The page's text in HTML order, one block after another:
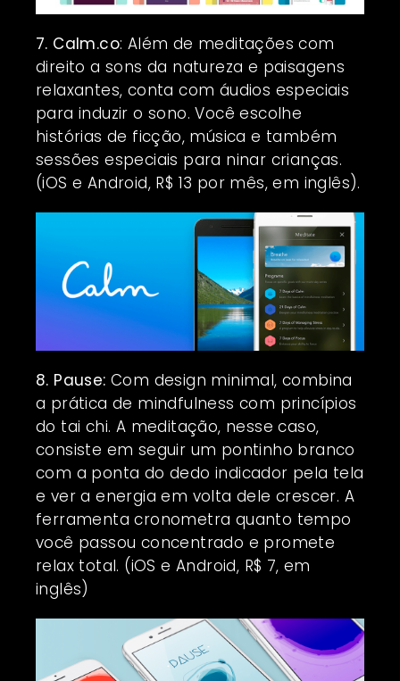
7. Calm.co: Além de meditações com
direito a sons da natureza e paisagens
relaxantes, conta com áudios especiais
para induzir o sono. Você escolhe
histórias de ficção, música e também
sessões especiais para ninar crianças.
(iOS e Android, R$ 13 por mês, em inglês).
8. Pause: Com design minimal, combina
a prática de mindfulness com princípios
do tai chi. A meditação, nesse caso,
consiste em seguir um pontinho branco
com a ponta do dedo indicador pela tela
e ver a energia em volta dele crescer. A
ferramenta cronometra quanto tempo
você passou concentrado e promete
relax total. (iOS e Android, R$ 7, em
inglês)